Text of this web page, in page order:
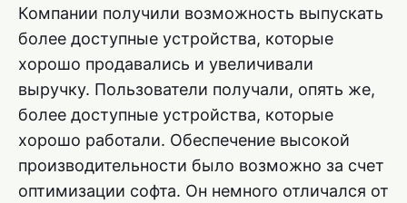
Компании получили возможность выпускать
более доступные устройства, которые
хорошо продавались и увеличивали
выручку. Пользователи получали, опять же,
более доступные устройства, которые
хорошо работали. Обеспечение высокой
производительности было возможно за счет
оптимизации софта. Он немного отличался от